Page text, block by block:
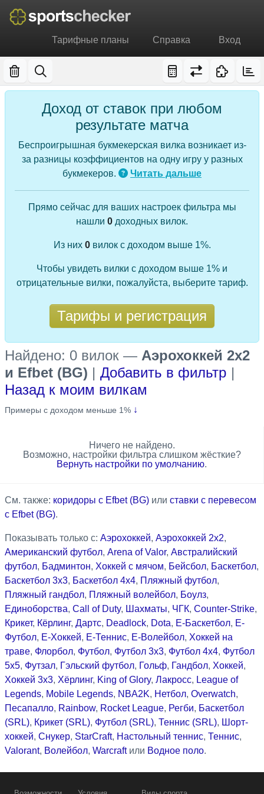
Тарифные планы Справка Вход
Доход от ставок при любом
результате матча
Беспроигрышная букмекерская вилка возникает из-
за разницы коэффициентов на одну игру у разных
букмекеров.
Читать дальше
Прямо сейчас для ваших настроек фильтра мы
нашли 0 доходных вилок.
Из них 0вилок с доходом выше 1%.
Чтобы увидеть вилки с доходом выше 1% и
отрицательные вилки, пожалуйста, выберите тариф.
Тарифы и регистрация
Найдено: 0 вилок — Аэрохоккей 2x2
и Efbet (BG) | Добавить в фильтр |
Назад к моим вилкам
Примеры с доходом меньше 1% ↓
Ничего не найдено.
Возможно, настройки фильтра слишком жёсткие?
Вернуть настройки по умолчанию.
См. также: коридоры с Efbet (BG) или ставки с перевесом
с Efbet (BG).
Показывать только с: Аэрохоккей, Аэрохоккей 2x2,
Американский футбол, Arena of Valor, Австралийский
футбол, Бадминтон, Хоккей с мячом, Бейсбол, Баскетбол,
Баскетбол 3x3, Баскетбол 4x4, Пляжный футбол,
Пляжный гандбол, Пляжный волейбол, Боулз,
Единоборства, Call of Duty, Шахматы, ЧГК, Counter-Strike,
Крикет, Кёрлинг, Дартс, Deadlock, Dota, Е-Баскетбол, Е-
Футбол, Е-Хоккей, Е-Теннис, Е-Волейбол, Хоккей на
траве, Флорбол, Футбол, Футбол 3x3, Футбол 4x4, Футбол
5x5, Футзал, Гэльский футбол, Гольф, Гандбол, Хоккей,
Хоккей 3x3, Хёрлинг, King of Glory, Лакросс, League of
Legends, Mobile Legends, NBA2K, Нетбол, Overwatch,
Песапалло, Rainbow, Rocket League, Регби, Баскетбол
(SRL), Крикет (SRL), Футбол (SRL), Теннис (SRL), Шорт-
хоккей, Снукер, StarCraft, Настольный теннис, Теннис,
Valorant, Волейбол, Warcraftили Водное поло.